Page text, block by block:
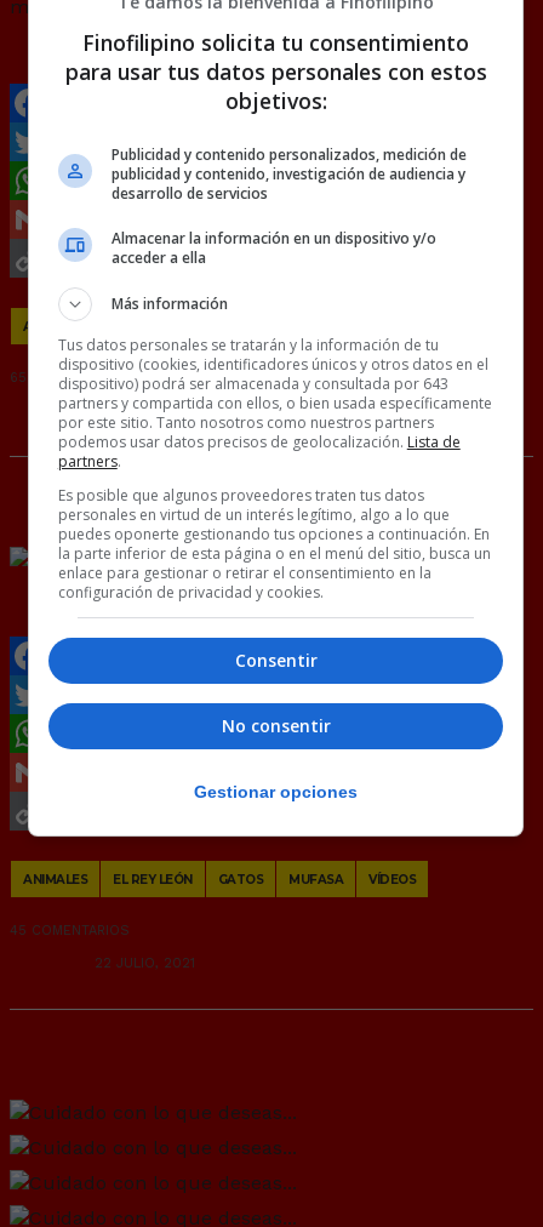
@bellsbelladonna
Facebook
Twitter
WhatsApp
Gmail
Link
ANIMALES
65 COMENTARIOS
RANDOM 22 JULIO, 2021
Adiós Mufasa, ahora yo soy el rey
@TwAnimalitos
Facebook
Twitter
WhatsApp
Gmail
Link
ANIMALES EL REY LEÓN GATOS MUFASA VÍDEOS
45 COMENTARIOS
22 JULIO, 2021
Finofilipino solicita tu consentimiento
para usar tus datos personales con estos
objetivos:
Publicidad y contenido personalizados, medición de
publicidad y contenido, investigación de audiencia y
desarrollo de servicios
Almacenar la información en un dispositivo y/o
acceder a ella
Más información
Tus datos personales se tratarán y la información de tu
dispositivo (cookies, identificadores únicos y otros datos en el
dispositivo) podrá ser almacenada y consultada por 643
partners y compartida con ellos, o bien usada específicamente
por este sitio. Tanto nosotros como nuestros partners
podemos usar datos precisos de geolocalización. Lista de
partners.
Es posible que algunos proveedores traten tus datos
personales en virtud de un interés legítimo, algo a lo que
puedes oponerte gestionando tus opciones a continuación. En
la parte inferior de esta página o en el menú del sitio, busca un
enlace para gestionar o retirar el consentimiento en la
configuración de privacidad y cookies.
Consentir
No consentir
Gestionar opciones